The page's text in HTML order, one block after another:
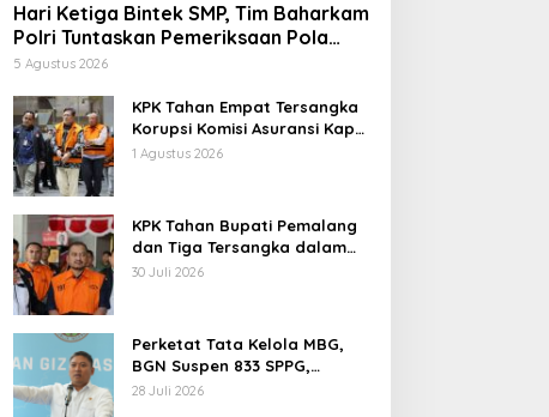
Hari Ketiga Bintek SMP, Tim Baharkam
Polri Tuntaskan Pemeriksaan Pola
Pengamanan Pertamina Patra Niaga
5 Agustus 2026
KPK Tahan Empat Tersangka
Korupsi Komisi Asuransi Kapal
PT Pelni
1 Agustus 2026
KPK Tahan Bupati Pemalang
dan Tiga Tersangka dalam
Kasus Dugaan Pemerasan
30 Juli 2026
Perketat Tata Kelola MBG,
BGN Suspen 833 SPPG,
Ratusan Di Antaranya
28 Juli 2026